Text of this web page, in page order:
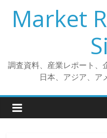
プ
Market
調査資料、産業レポート、
日本、アジア、ア